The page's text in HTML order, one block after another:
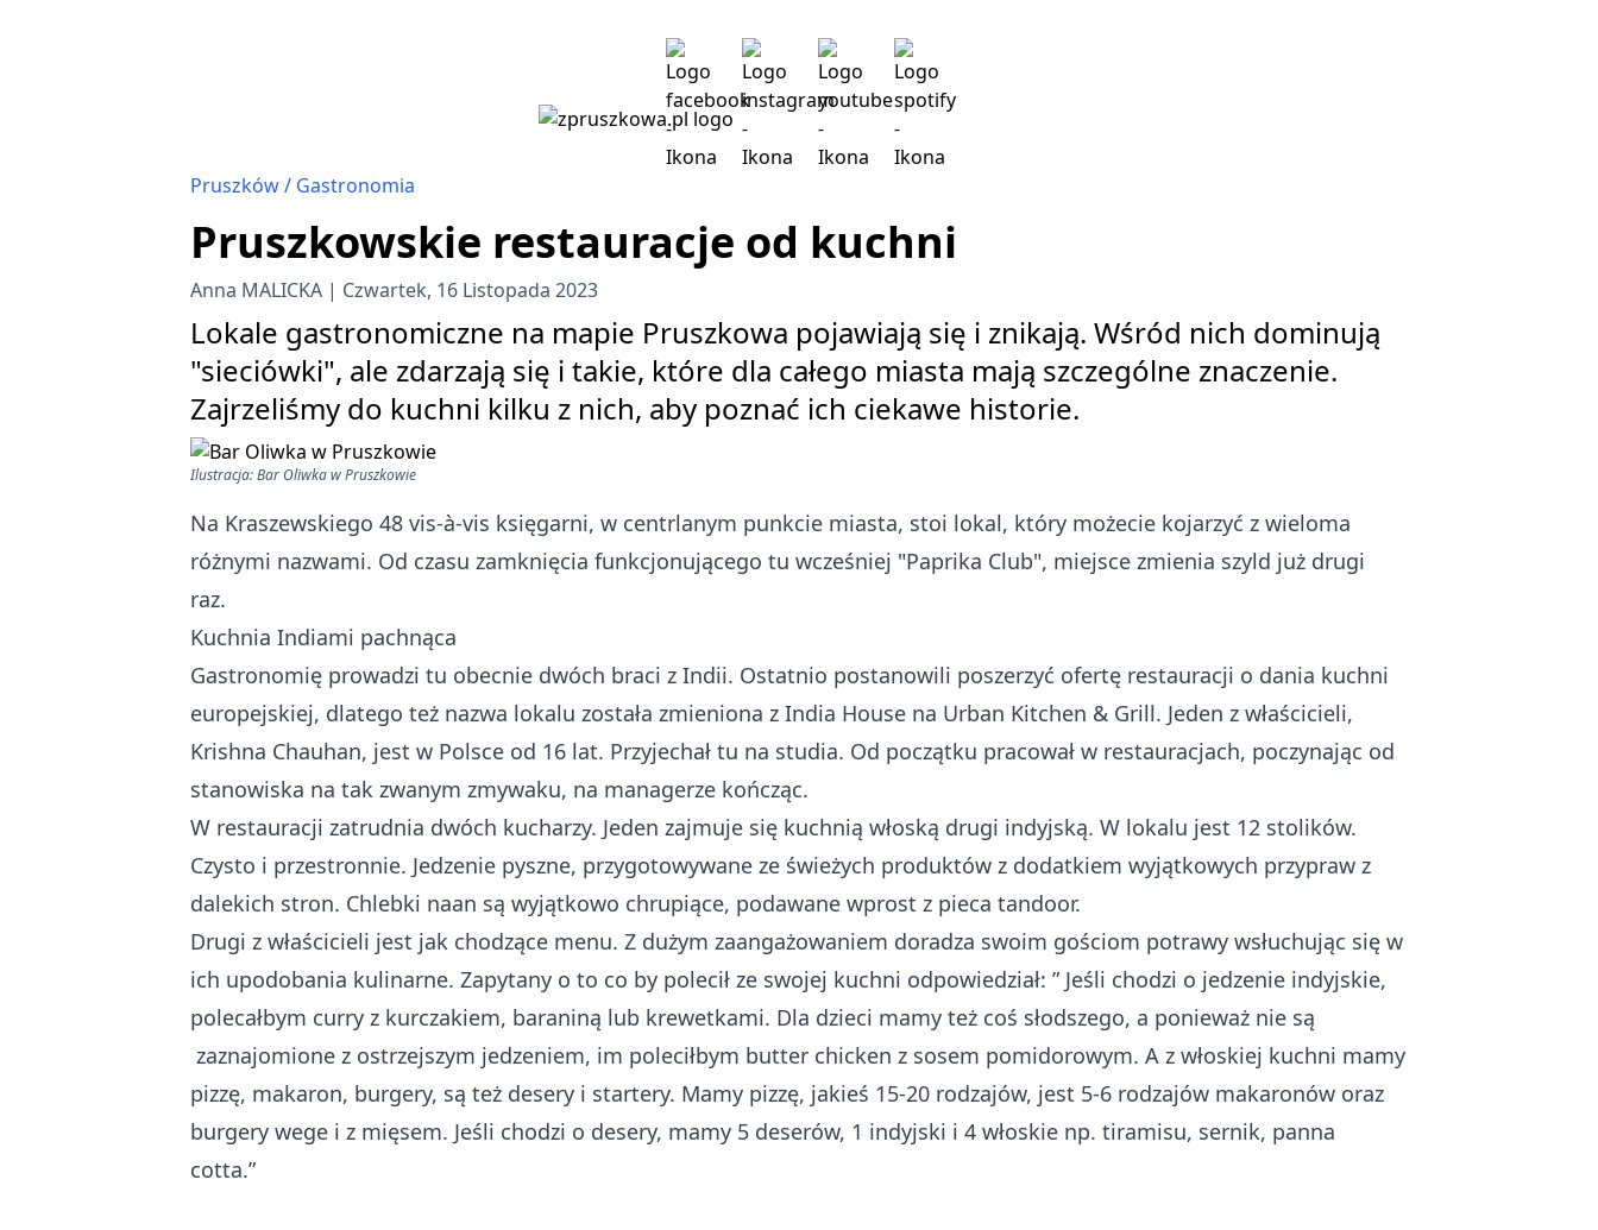
Pruszków Gastronomia
Pruszkowskie restauracje od kuchni
Anna MALICKA Czwartek, 16 Listopada 2023
Lokale gastronomiczne na mapie Pruszkowa pojawiają się i znikają. Wśród nich dominują
"sieciówki", ale zdarzają się i takie, które dla całego miasta mają szczególne znaczenie.
Zajrzeliśmy do kuchni kilku z nich, aby poznać ich ciekawe historie.
Ilustracja: Bar Oliwka w Pruszkowie
Na Kraszewskiego 48 vis-à-vis księgarni, w centrlanym punkcie miasta, stoi lokal, który możecie kojarzyć z wieloma
różnymi nazwami. Od czasu zamknięcia funkcjonującego tu wcześniej "Paprika Club", miejsce zmienia szyld już drugi
raz.
Kuchnia Indiami pachnąca
Gastronomię prowadzi tu obecnie dwóch braci z Indii. Ostatnio postanowili poszerzyć ofertę restauracji o dania kuchni
europejskiej, dlatego też nazwa lokalu została zmieniona z India House na Urban Kitchen & Grill. Jeden z właścicieli,
Krishna Chauhan, jest w Polsce od 16 lat. Przyjechał tu na studia. Od początku pracował w restauracjach, poczynając od
stanowiska na tak zwanym zmywaku, na managerze kończąc.
W restauracji zatrudnia dwóch kucharzy. Jeden zajmuje się kuchnią włoską drugi indyjską. W lokalu jest 12 stolików.
Czysto i przestronnie. Jedzenie pyszne, przygotowywane ze świeżych produktów z dodatkiem wyjątkowych przypraw z
dalekich stron. Chlebki naan są wyjątkowo chrupiące, podawane wprost z pieca tandoor.
Drugi z właścicieli jest jak chodzące menu. Z dużym zaangażowaniem doradza swoim gościom potrawy wsłuchując się w
ich upodobania kulinarne. Zapytany o to co by polecił ze swojej kuchni odpowiedział: ” Jeśli chodzi o jedzenie indyjskie,
polecałbym curry z kurczakiem, baraniną lub krewetkami. Dla dzieci mamy też coś słodszego, a ponieważ nie są
zaznajomione z ostrzejszym jedzeniem, im poleciłbym butter chicken z sosem pomidorowym. A z włoskiej kuchni mamy
pizzę, makaron, burgery, są też desery i startery. Mamy pizzę, jakieś 15-20 rodzajów, jest 5-6 rodzajów makaronów oraz
burgery wege i z mięsem. Jeśli chodzi o desery, mamy 5 deserów, 1 indyjski i 4 włoskie np. tiramisu, sernik, panna
cotta.”